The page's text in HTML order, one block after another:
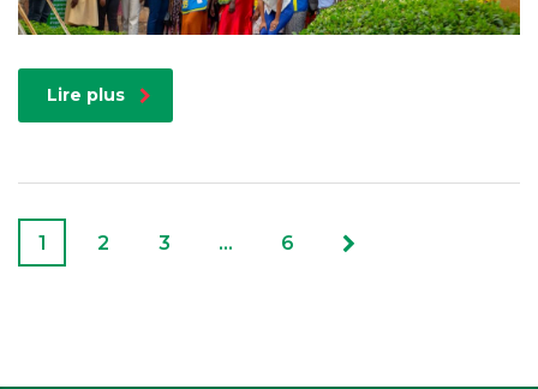
Lire plus
1 2 3 … 6